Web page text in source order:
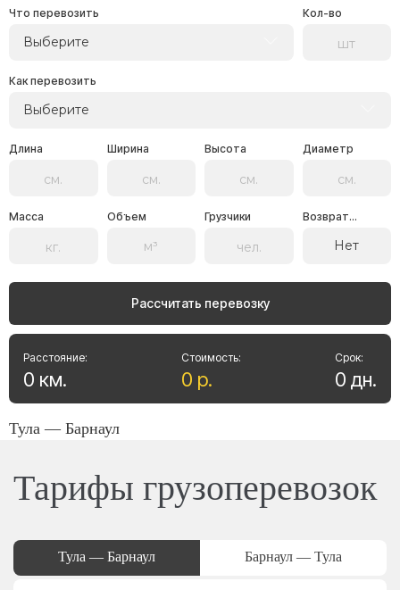
Что перевозить
Выберите
Кол-во
Как перевозить
Выберите
Длина Ширина Высота Диаметр
Масса Объем Грузчики Возврат...
Нет
Рассчитать перевозку
Стоимость:
0 р.
Расстояние:
0 км.
Срок:
0 дн.
Тула — Барнаул
Тарифы грузоперевозок
Тула — Барнаул Барнаул — Тула